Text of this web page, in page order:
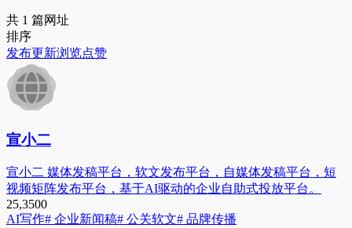
共 1 篇网址
排序
发布更新浏览点赞
宣小二
宣小二 媒体发稿平台，软文发布平台，自媒体发稿平台，短
视频矩阵发布平台，基于AI驱动的企业自助式投放平台。
25,3500
AI写作# 企业新闻稿# 公关软文# 品牌传播